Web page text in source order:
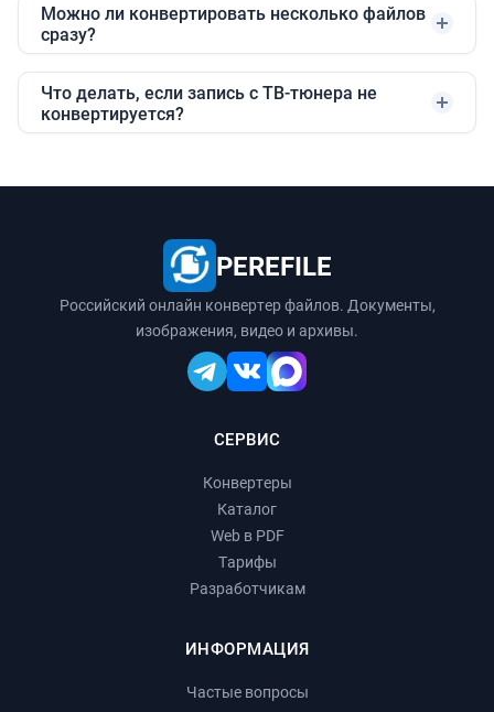
Можно ли конвертировать несколько файлов
сразу?
Что делать, если запись с ТВ-тюнера не
конвертируется?
PEREFILE
Российский онлайн конвертер файлов. Документы,
изображения, видео и архивы.
СЕРВИС
Конвертеры
Каталог
Web в PDF
Тарифы
Разработчикам
ИНФОРМАЦИЯ
Частые вопросы